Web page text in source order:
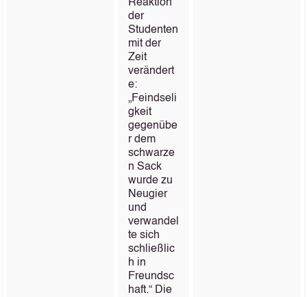
Reaktion
der
Studenten
mit der
Zeit
verändert
e:
„Feindseli
gkeit
gegenübe
r dem
schwarze
n Sack
wurde zu
Neugier
und
verwandel
te sich
schließlic
h in
Freundsc
haft.“ Die